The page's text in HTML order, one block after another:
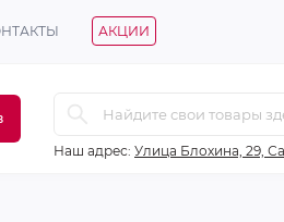
АКЦИИ
Наш адрес: Улица Блохина, 29,